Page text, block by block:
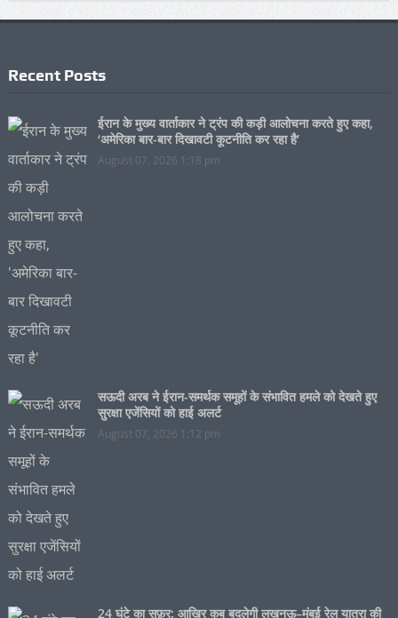
Recent Posts
ईरान के मुख्य वार्ताकार ने ट्रंप की कड़ी आलोचना करते हुए कहा,
‘अमेरिका बार-बार दिखावटी कूटनीति कर रहा है’
August 07, 2026 1:18 pm
सऊदी अरब ने ईरान-समर्थक समूहों के संभावित हमले को देखते हुए
सुरक्षा एजेंसियों को हाई अलर्ट
August 07, 2026 1:12 pm
24 घंटे का सफ़र: आखिर कब बदलेगी लखनऊ–मुंबई रेल यात्रा की